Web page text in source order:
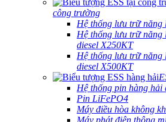
công trường
Hệ thống lưu trữ
Hệ thống lưu trữ năng
diesel X250KT
Hệ thống lưu trữ năng
diesel X500KT
Hệ thống pin hàng hải
Pin LiFePO4
Máy điều hòa không
Máy phát điện thông